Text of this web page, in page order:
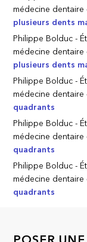
médecine dentaire
plusieurs dents
Philippe Bolduc -
médecine dentaire
plusieurs dents
Philippe Bolduc -
médecine dentaire
quadrants
Philippe Bolduc -
médecine dentaire
quadrants
Philippe Bolduc -
médecine dentaire
quadrants